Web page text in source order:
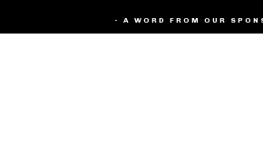
- A WORD FROM OUR